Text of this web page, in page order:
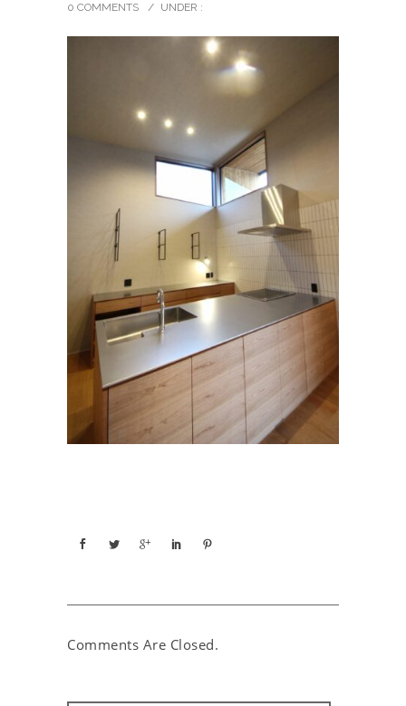
0 COMMENTS
/ UNDER :
Comments Are Closed.